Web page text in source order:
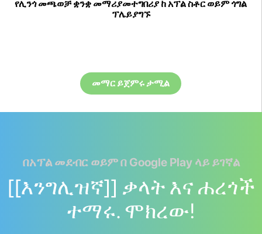
የሊንጎ መጫወቻ ቋንቋ መማሪያመተግበሪያ ከ አፕል ስቶር ወይም ጎግል
ፕሌይያግኙ
መማር ይጀምሩ ታሚል
በአፕል መደብር ወይም በ Google Play ላይ ይገኛል
[[እንግሊዝኛ]] ቃላት እና ሐረጎች
ተማሩ. ሞክረው!